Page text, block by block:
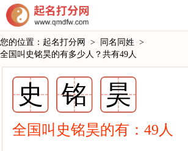
您的位置： 起名打分网 > 同名同姓 >
全国叫史铭昊的有多少人？共有49人
史 铭 昊
全国叫史铭昊的有：49 人